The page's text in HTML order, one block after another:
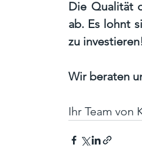
Die Qualität
ab. Es lohnt
zu
Wir beraten
Ihr Team von